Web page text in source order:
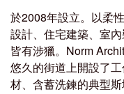
於2008年設立。以柔
設計、住宅建築、室
皆有涉獵。 Norm
悠久的街道上開設了
材、含蓄洗鍊的典型